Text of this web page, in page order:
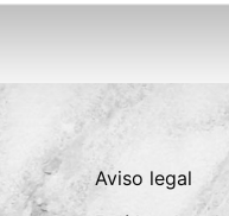
Aviso legal